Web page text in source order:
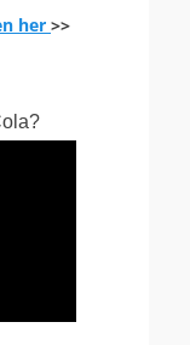
her >>